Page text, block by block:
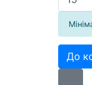
До